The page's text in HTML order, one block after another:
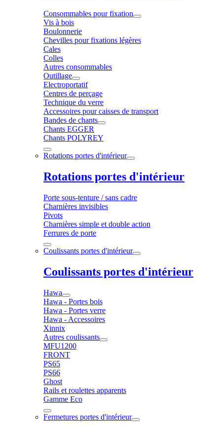
Consommables pour fixation
Vis à bois
Boulonnerie
Chevilles pour fixations légères
Cales
Colles
Autres consommables
Outillage
Electroportatif
Centres de perçage
Technique du verre
Accessoires pour caisses de transport
Bandes de chants
Chants EGGER
Chants POLYREY
Rotations portes d'intérieur
Rotations portes d'intérieur
Porte sous-tenture / sans cadre
Charnières invisibles
Pivots
Charnières simple et double action
Ferrures de porte
Coulissants portes d'intérieur
Coulissants portes d'intérieur
Hawa
Hawa - Portes bois
Hawa - Portes verre
Hawa - Accessoires
Xinnix
Autres coulissants
MFU1200
FRONT
PS65
PS66
Ghost
Rails et roulettes apparents
Gamme Eco
Fermetures portes d'intérieur